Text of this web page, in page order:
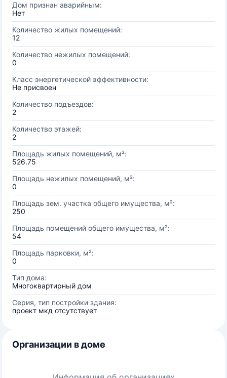
Дом признан аварийным:
Нет
Количество жилых помещений:
12
Количество нежилых помещений:
0
Класс энергетической эффективности:
Не присвоен
Количество подъездов:
2
Количество этажей:
2
Площадь жилых помещений, м²:
526.75
Площадь нежилых помещений, м²:
0
Площадь зем. участка общего имущества, м²:
250
Площадь помещений общего имущества, м²:
54
Площадь парковки, м²:
0
Тип дома:
Многоквартирный дом
Серия, тип постройки здания:
проект мкд отсутствует
Организации в доме